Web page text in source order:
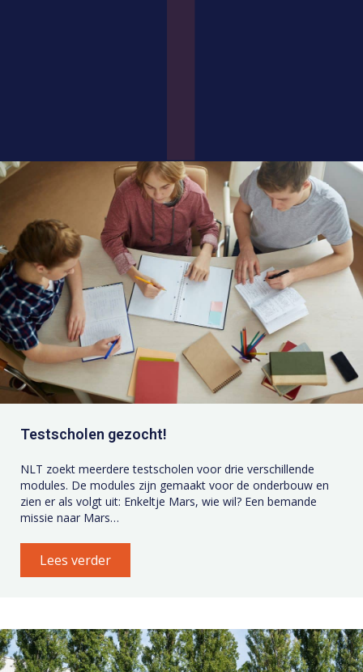
Testscholen gezocht!
NLT zoekt meerdere testscholen voor drie verschillende
modules. De modules zijn gemaakt voor de onderbouw en
zien er als volgt uit: Enkeltje Mars, wie wil? Een bemande
missie naar Mars…
Lees verder